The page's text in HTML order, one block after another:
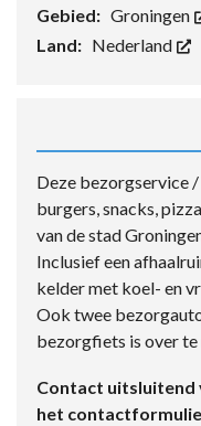
Gebied: Groningen
Land: Nederland
Deze bezorgservice
burgers, snacks,
van de stad
Inclusief een
kelder met koel- en
Ook twee
bezorgfiets is over te
Contact uitsluitend
het